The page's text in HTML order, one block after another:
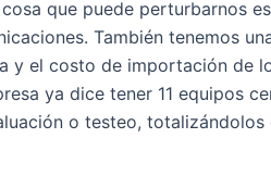
que puede perturbarnos
También tenemos
y el costo de importación de
ya dice tener 11 equipos
o testeo, totalizándolos